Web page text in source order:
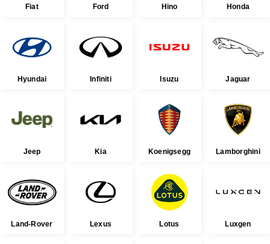
Fiat Ford Hino Honda
Hyundai Infiniti Isuzu Jaguar
Jeep Kia Koenigsegg Lamborghini
Land-Rover Lexus Lotus Luxgen